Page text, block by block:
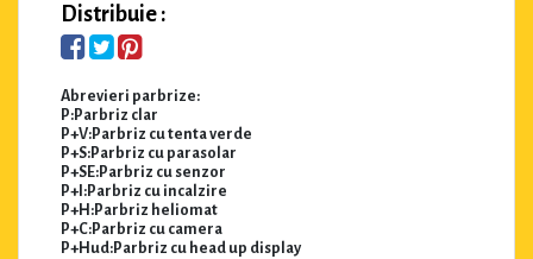
Distribuie :
Abrevieri parbrize:
P:Parbriz clar
P+V:Parbriz cu tenta verde
P+S:Parbriz cu parasolar
P+SE:Parbriz cu senzor
P+I:Parbriz cu incalzire
P+H:Parbriz heliomat
P+C:Parbriz cu camera
P+Hud:Parbriz cu head up display